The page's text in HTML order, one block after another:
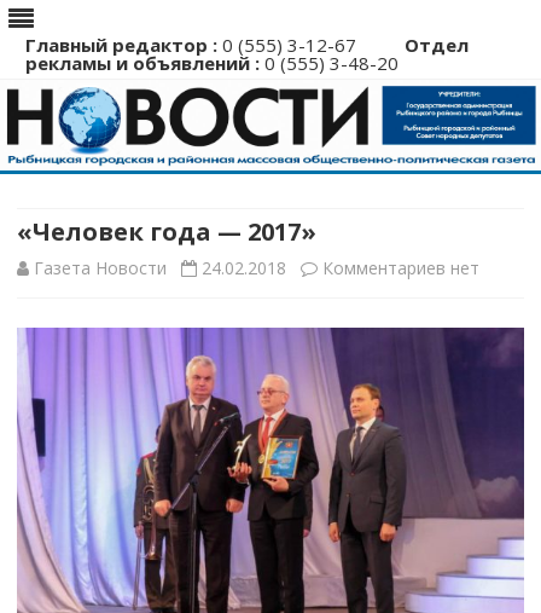
Главный редактор : 0 (555) 3-12-67 Отдел
рекламы и объявлений : 0 (555) 3-48-20
Перейти
содержимому
«Человек года — 2017»
Газета Новости 24.02.2018 Комментариев к
«Человек
года
—
2017»
нет